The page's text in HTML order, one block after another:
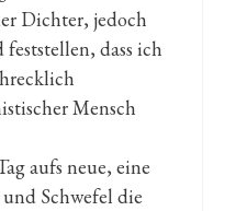
Dichter, jedoch
dass ich
Mensch
aufs neue, eine
Schwefel die